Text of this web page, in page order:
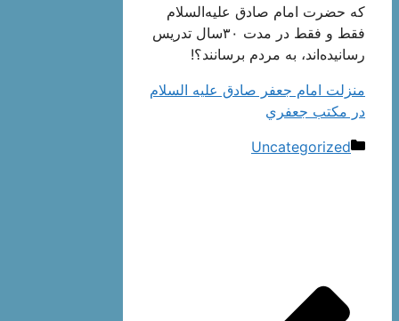
که‌ حضرت‌ امام‌ صادق‌ علیه‌السلام
فقط و فقط در مدت‌ ٣٠سال‌ تدریس‌
رسانیده‌اند، به‌ مردم‌ برسانند؟!
منزلت امام جعفر صادق عليه السلام
در مكتب جعفري
دسته‌ها
Uncategorized